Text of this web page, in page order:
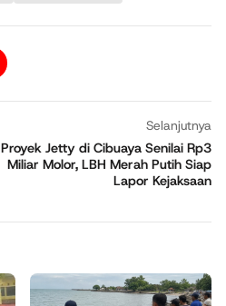
Selanjutnya
Proyek Jetty di Cibuaya Senilai Rp3
Miliar Molor, LBH Merah Putih Siap
Lapor Kejaksaan